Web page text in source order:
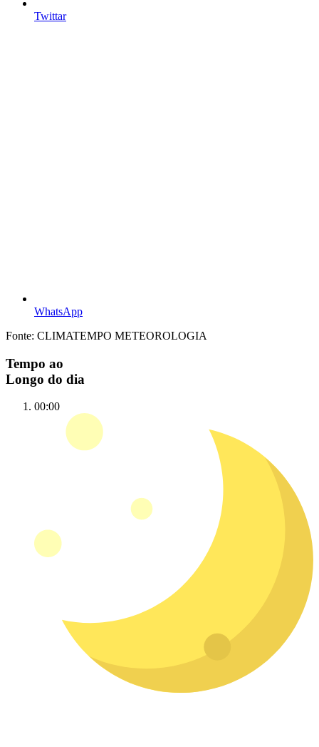
Twittar
WhatsApp
Fonte: CLIMATEMPO METEOROLOGIA
Tempo ao
Longo do dia
00:00